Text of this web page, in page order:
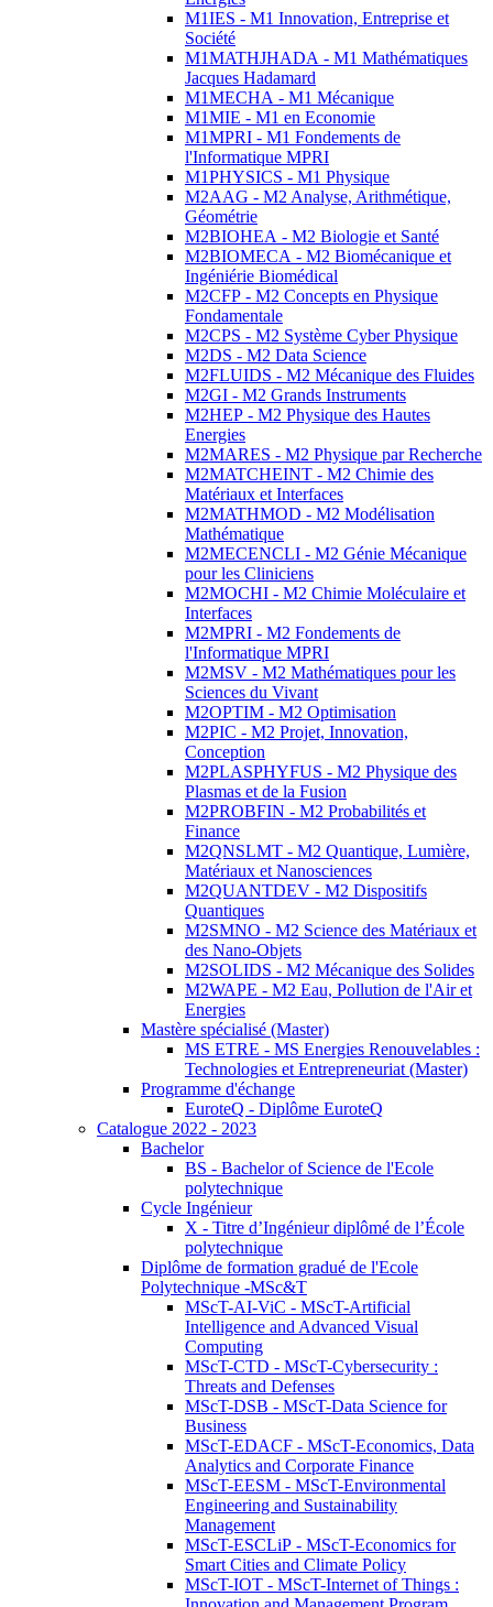
M1IES - M1 Innovation, Entreprise et
Société
M1MATHJHADA - M1 Mathématiques
Jacques Hadamard
M1MECHA - M1 Mécanique
M1MIE - M1 en Economie
M1MPRI - M1 Fondements de
l'Informatique MPRI
M1PHYSICS - M1 Physique
M2AAG - M2 Analyse, Arithmétique,
Géométrie
M2BIOHEA - M2 Biologie et Santé
M2BIOMECA - M2 Biomécanique et
Ingéniérie Biomédical
M2CFP - M2 Concepts en Physique
Fondamentale
M2CPS - M2 Système Cyber Physique
M2DS - M2 Data Science
M2FLUIDS - M2 Mécanique des Fluides
M2GI - M2 Grands Instruments
M2HEP - M2 Physique des Hautes
Energies
M2MARES - M2 Physique par Recherche
M2MATCHEINT - M2 Chimie des
Matériaux et Interfaces
M2MATHMOD - M2 Modélisation
Mathématique
M2MECENCLI - M2 Génie Mécanique
pour les Cliniciens
M2MOCHI - M2 Chimie Moléculaire et
Interfaces
M2MPRI - M2 Fondements de
l'Informatique MPRI
M2MSV - M2 Mathématiques pour les
Sciences du Vivant
M2OPTIM - M2 Optimisation
M2PIC - M2 Projet, Innovation,
Conception
M2PLASPHYFUS - M2 Physique des
Plasmas et de la Fusion
M2PROBFIN - M2 Probabilités et
Finance
M2QNSLMT - M2 Quantique, Lumière,
Matériaux et Nanosciences
M2QUANTDEV - M2 Dispositifs
Quantiques
M2SMNO - M2 Science des Matériaux et
des Nano-Objets
M2SOLIDS - M2 Mécanique des Solides
M2WAPE - M2 Eau, Pollution de l'Air et
Energies
Mastère spécialisé (Master)
MS ETRE - MS Energies Renouvelables :
Technologies et Entrepreneuriat (Master)
Programme d'échange
EuroteQ - Diplôme EuroteQ
Catalogue 2022 - 2023
Bachelor
BS - Bachelor of Science de l'Ecole
polytechnique
Cycle Ingénieur
X - Titre d’Ingénieur diplômé de l’École
polytechnique
Diplôme de formation gradué de l'Ecole
Polytechnique -MSc&T
MScT-AI-ViC - MScT-Artificial
Intelligence and Advanced Visual
Computing
MScT-CTD - MScT-Cybersecurity :
Threats and Defenses
MScT-DSB - MScT-Data Science for
Business
MScT-EDACF - MScT-Economics, Data
Analytics and Corporate Finance
MScT-EESM - MScT-Environmental
Engineering and Sustainability
Management
MScT-ESCLiP - MScT-Economics for
Smart Cities and Climate Policy
MScT-IOT - MScT-Internet of Things :